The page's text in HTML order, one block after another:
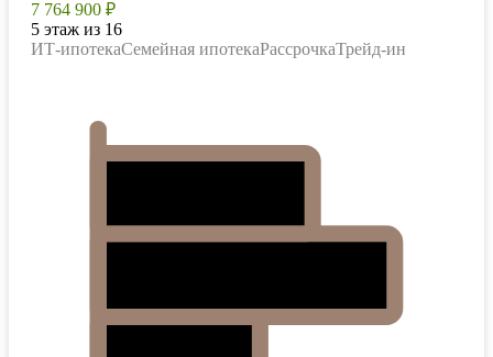
7 764 900 ₽
5 этаж из 16
ИТ-ипотекаСемейная ипотекаРассрочкаТрейд-ин